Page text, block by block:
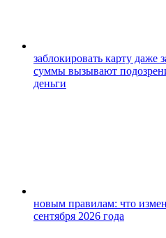
заблокировать карту даже
суммы вызывают
деньги
новым правилам: что
сентября 2026 года